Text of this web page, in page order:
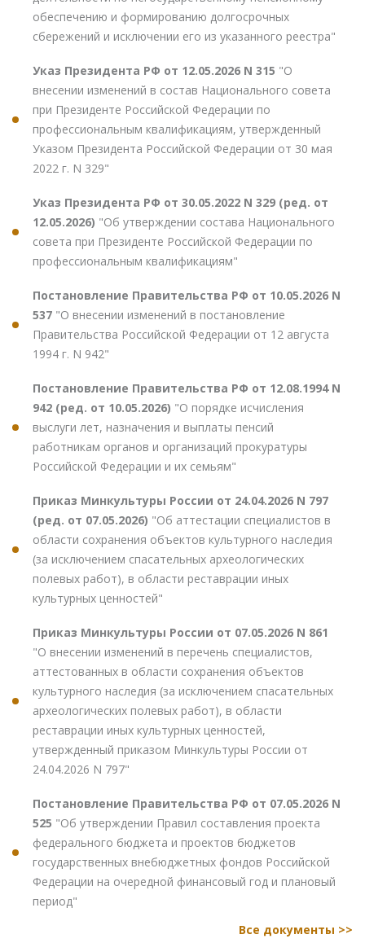
обеспечению и формированию долгосрочных
сбережений и исключении его из указанного реестра"
Указ Президента РФ от 12.05.2026 N 315 "О
внесении изменений в состав Национального совета
при Президенте Российской Федерации по
профессиональным квалификациям, утвержденный
Указом Президента Российской Федерации от 30 мая
2022 г. N 329"
Указ Президента РФ от 30.05.2022 N 329 (ред. от
12.05.2026) "Об утверждении состава Национального
совета при Президенте Российской Федерации по
профессиональным квалификациям"
Постановление Правительства РФ от 10.05.2026 N
537 "О внесении изменений в постановление
Правительства Российской Федерации от 12 августа
1994 г. N 942"
Постановление Правительства РФ от 12.08.1994 N
942 (ред. от 10.05.2026) "О порядке исчисления
выслуги лет, назначения и выплаты пенсий
работникам органов и организаций прокуратуры
Российской Федерации и их семьям"
Приказ Минкультуры России от 24.04.2026 N 797
(ред. от 07.05.2026) "Об аттестации специалистов в
области сохранения объектов культурного наследия
(за исключением спасательных археологических
полевых работ), в области реставрации иных
культурных ценностей"
Приказ Минкультуры России от 07.05.2026 N 861
"О внесении изменений в перечень специалистов,
аттестованных в области сохранения объектов
культурного наследия (за исключением спасательных
археологических полевых работ), в области
реставрации иных культурных ценностей,
утвержденный приказом Минкультуры России от
24.04.2026 N 797"
Постановление Правительства РФ от 07.05.2026 N
525 "Об утверждении Правил составления проекта
федерального бюджета и проектов бюджетов
государственных внебюджетных фондов Российской
Федерации на очередной финансовый год и плановый
период"
Все документы >>